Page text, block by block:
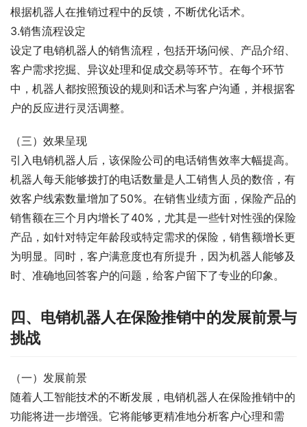
根据机器人在推销过程中的反馈，不断优化话术。
3.销售流程设定
设定了电销机器人的销售流程，包括开场问候、产品介绍、
客户需求挖掘、异议处理和促成交易等环节。在每个环节
中，机器人都按照预设的规则和话术与客户沟通，并根据客
户的反应进行灵活调整。
（三）效果呈现
引入电销机器人后，该保险公司的电话销售效率大幅提高。
机器人每天能够拨打的电话数量是人工销售人员的数倍，有
效客户线索数量增加了50%。在销售业绩方面，保险产品的
销售额在三个月内增长了40%，尤其是一些针对性强的保险
产品，如针对特定年龄段或特定需求的保险，销售额增长更
为明显。同时，客户满意度也有所提升，因为机器人能够及
时、准确地回答客户的问题，给客户留下了专业的印象。
四、电销机器人在保险推销中的发展前景与
挑战
（一）发展前景
随着人工智能技术的不断发展，电销机器人在保险推销中的
功能将进一步增强。它将能够更精准地分析客户心理和需